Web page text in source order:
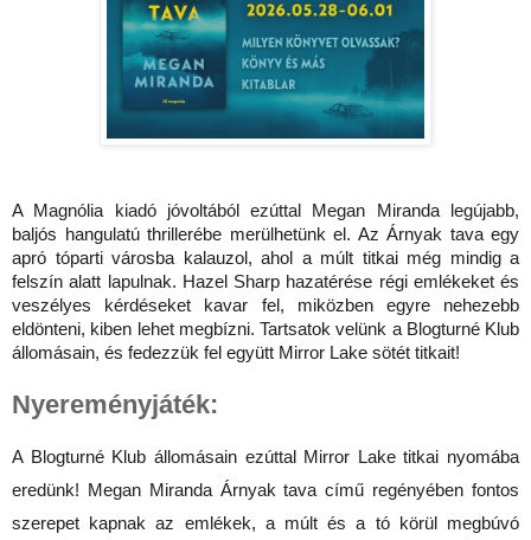
A Magnólia kiadó jóvoltából ezúttal Megan Miranda legújabb,
baljós hangulatú thrillerébe merülhetünk el. Az Árnyak tava egy
apró tóparti városba kalauzol, ahol a múlt titkai még mindig a
felszín alatt lapulnak. Hazel Sharp hazatérése régi emlékeket és
veszélyes kérdéseket kavar fel, miközben egyre nehezebb
eldönteni, kiben lehet megbízni. Tartsatok velünk a Blogturné Klub
állomásain, és fedezzük fel együtt Mirror Lake sötét titkait!
Nyereményjáték:
A Blogturné Klub állomásain ezúttal Mirror Lake titkai nyomába
eredünk! Megan Miranda Árnyak tava című regényében fontos
szerepet kapnak az emlékek, a múlt és a tó körül megbúvó